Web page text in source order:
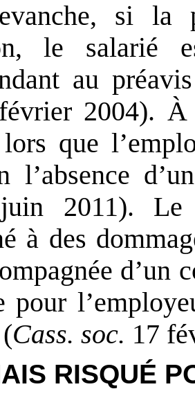
si la
le salarié
au
2004). À
que
l’absence
2011). Le
à des
pour
Cass. soc. 17
RISQUÉ